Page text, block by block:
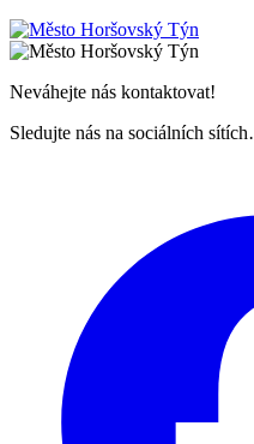
Neváhejte nás kontaktovat!
Sledujte nás na sociálních